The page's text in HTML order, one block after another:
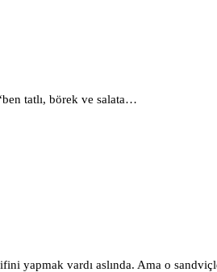
tatlı, börek ve salata…
yapmak vardı aslında. Ama o